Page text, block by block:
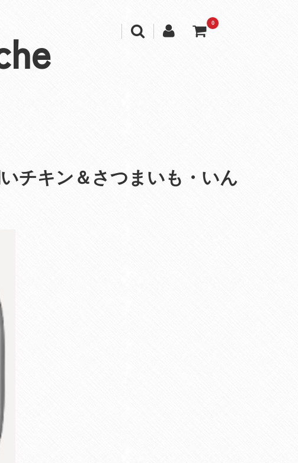
0
チキン＆さつまいも・いん